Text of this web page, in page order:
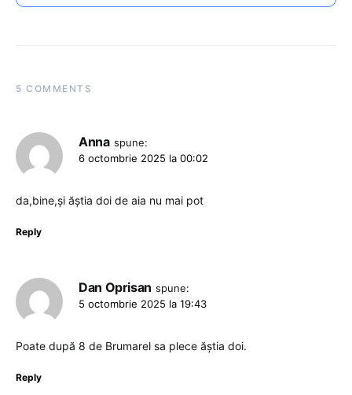
5 COMMENTS
Anna spune:
6 octombrie 2025 la 00:02
da,bine,și ăștia doi de aia nu mai pot
Reply
Dan Oprisan spune:
5 octombrie 2025 la 19:43
Poate după 8 de Brumarel sa plece ăștia doi.
Reply